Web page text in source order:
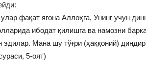
фақат ягона Аллоҳга, Унинг учун
ибодат қилишга ва намозни
эдилар. Мана шу тўғри (ҳаққоний)
5-оят)